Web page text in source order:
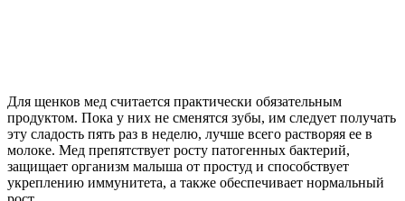
Для щенков мед считается практически обязательным
продуктом. Пока у них не сменятся зубы, им следует получать
эту сладость пять раз в неделю, лучше всего растворяя ее в
молоке. Мед препятствует росту патогенных бактерий,
защищает организм малыша от простуд и способствует
укреплению иммунитета, а также обеспечивает нормальный